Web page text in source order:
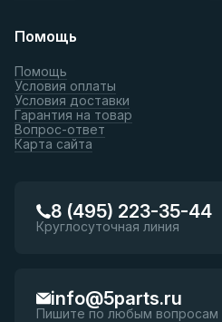
Помощь
Помощь
Условия оплаты
Условия доставки
Гарантия на товар
Вопрос-ответ
Карта сайта
8 (495) 223-35-44
Круглосуточная линия
info@5parts.ru
Пишите по любым вопросам